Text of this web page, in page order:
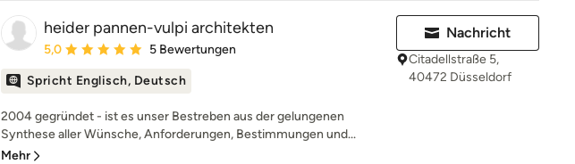
heider pannen-vulpi architekten
Durchschnittliche Bewertung: 5 von 5 Sternen
5,0 5 Bewertungen
Spricht Englisch, Deutsch
2004 gegründet - ist es unser Bestreben aus der gelungenen
Synthese aller Wünsche, Anforderungen, Bestimmungen und...
Mehr
Nachricht
Citadellstraße 5,
40472 Düsseldorf